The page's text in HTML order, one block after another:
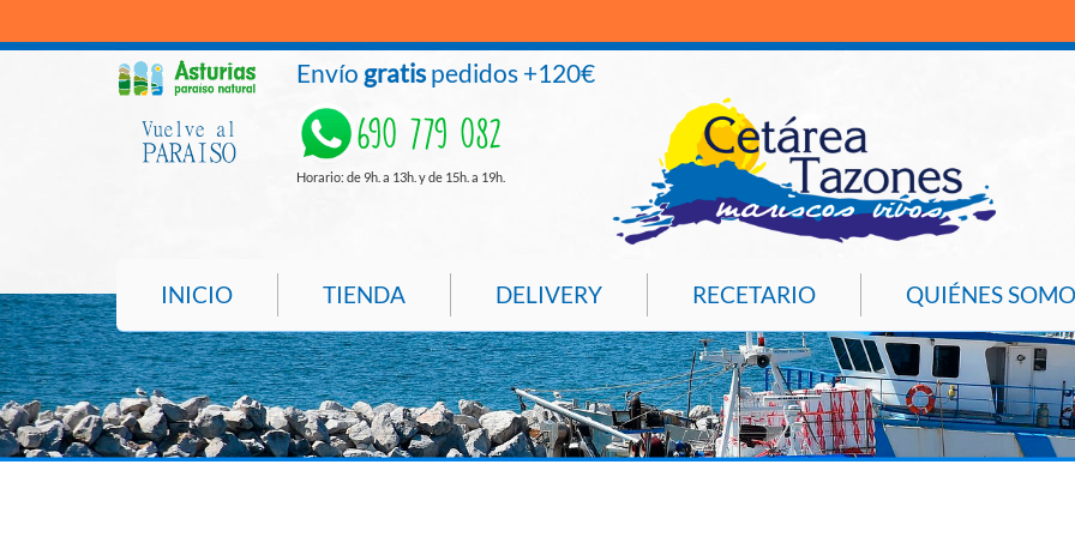
Envío gratispedidos +120€
690 779 082
Horario: de 9h. a 13h. y de 15h. a 19h.
INICIO TIENDA DELIVERY RECETARIO QUIÉNES